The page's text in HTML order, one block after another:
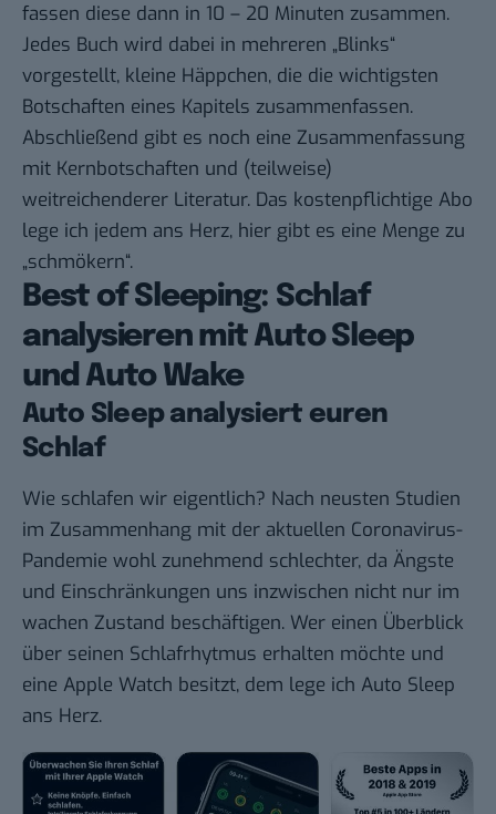
fassen diese dann in 10 – 20 Minuten zusammen.
Jedes Buch wird dabei in mehreren „Blinks“
vorgestellt, kleine Häppchen, die die wichtigsten
Botschaften eines Kapitels zusammenfassen.
Abschließend gibt es noch eine Zusammenfassung
mit Kernbotschaften und (teilweise)
weitreichenderer Literatur. Das kostenpflichtige Abo
lege ich jedem ans Herz, hier gibt es eine Menge zu
„schmökern“.
Best of Sleeping: Schlaf
analysieren mit Auto Sleep
und Auto Wake
Auto Sleep analysiert euren
Schlaf
Wie schlafen wir eigentlich? Nach neusten Studien
im Zusammenhang mit der aktuellen Coronavirus-
Pandemie wohl zunehmend schlechter, da Ängste
und Einschränkungen uns inzwischen nicht nur im
wachen Zustand beschäftigen. Wer einen Überblick
über seinen Schlafrhytmus erhalten möchte und
eine Apple Watch besitzt, dem lege ich Auto Sleep
ans Herz.